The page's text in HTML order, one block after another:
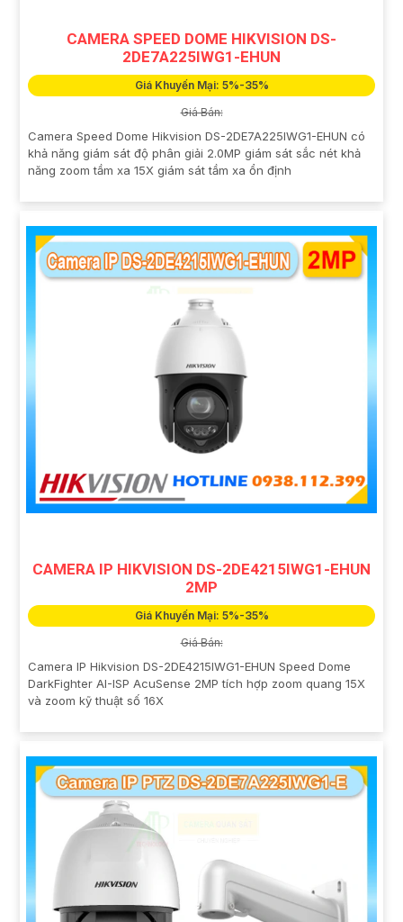
CAMERA SPEED DOME HIKVISION DS-
2DE7A225IWG1-EHUN
Giá Khuyến Mại: 5%-35%
Giá Bán:
Camera Speed Dome Hikvision DS-2DE7A225IWG1-EHUN có
khả năng giám sát độ phân giải 2.0MP giám sát sắc nét khả
năng zoom tầm xa 15X giám sát tầm xa ổn định
CAMERA IP HIKVISION DS-2DE4215IWG1-EHUN
2MP
Giá Khuyến Mại: 5%-35%
Giá Bán:
Camera IP Hikvision DS-2DE4215IWG1-EHUN Speed Dome
DarkFighter AI-ISP AcuSense 2MP tích hợp zoom quang 15X
và zoom kỹ thuật số 16X